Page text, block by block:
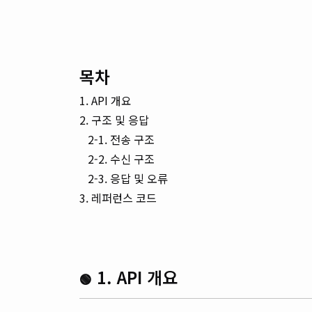
목차
1. API 개요
2. 구조 및 응답
2-1. 전송 구조
2-2. 수신 구조
2-3. 응답 및 오류
3. 레퍼런스 코드
🟢 1. API 개요